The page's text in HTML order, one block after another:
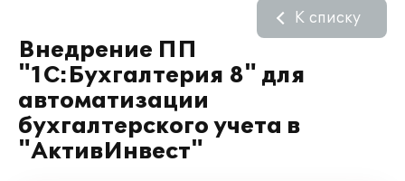
Внедрение ПП
"1С:Бухгалтерия 8" для
автоматизации
бухгалтерского учета в
"АктивИнвест"
К списку